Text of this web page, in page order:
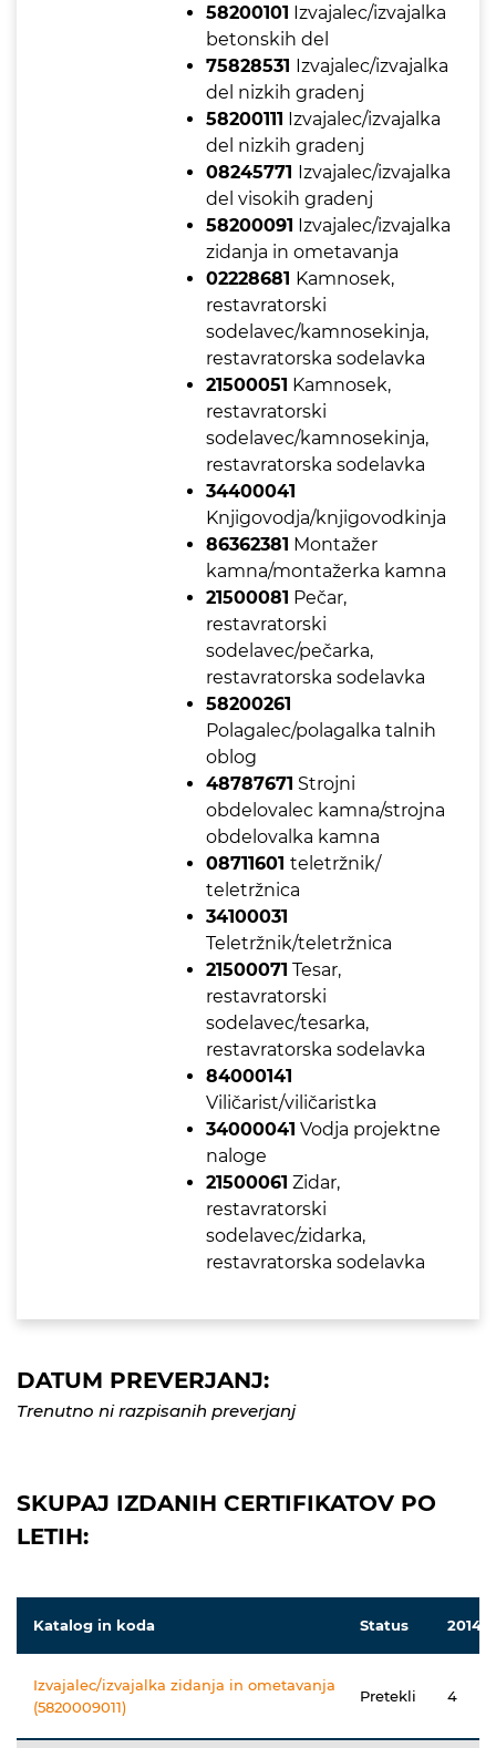
58200101 Izvajalec/izvajalka
betonskih del
75828531 Izvajalec/izvajalka
del nizkih gradenj
58200111 Izvajalec/izvajalka
del nizkih gradenj
08245771 Izvajalec/izvajalka
del visokih gradenj
58200091 Izvajalec/izvajalka
zidanja in ometavanja
02228681 Kamnosek,
restavratorski
sodelavec/kamnosekinja,
restavratorska sodelavka
21500051 Kamnosek,
restavratorski
sodelavec/kamnosekinja,
restavratorska sodelavka
34400041
Knjigovodja/knjigovodkinja
86362381 Montažer
kamna/montažerka kamna
21500081 Pečar,
restavratorski
sodelavec/pečarka,
restavratorska sodelavka
58200261
Polagalec/polagalka talnih
oblog
48787671 Strojni
obdelovalec kamna/strojna
obdelovalka kamna
08711601 teletržnik/
teletržnica
34100031
Teletržnik/teletržnica
21500071 Tesar,
restavratorski
sodelavec/tesarka,
restavratorska sodelavka
84000141
Viličarist/viličaristka
34000041 Vodja projektne
naloge
21500061 Zidar,
restavratorski
sodelavec/zidarka,
restavratorska sodelavka
DATUM PREVERJANJ:
Trenutno ni razpisanih preverjanj
SKUPAJ IZDANIH CERTIFIKATOV PO
LETIH:
Katalog in koda Status 2014
Izvajalec/izvajalka zidanja in ometavanja
(5820009011)
Pretekli 4